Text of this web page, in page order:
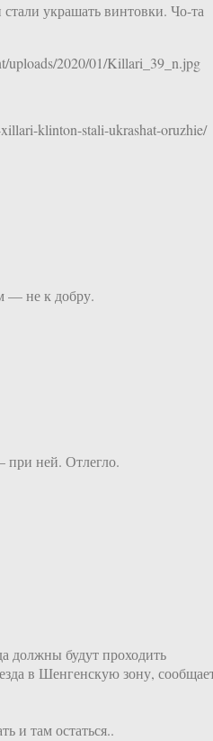
украшать винтовки. Чо-та
uploads/2020/01/Killari_39_n.jpg
klinton-stali-ukrashat-oruzhie/
— не к добру.
при ней. Отлегло.
должны будут проходить
в Шенгенскую зону,
и там остаться..